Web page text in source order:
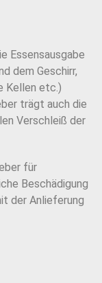
Essensausgabe
dem Geschirr,
Kellen etc.)
trägt auch die
Verschleiß der
für
Beschädigung
der Anlieferung